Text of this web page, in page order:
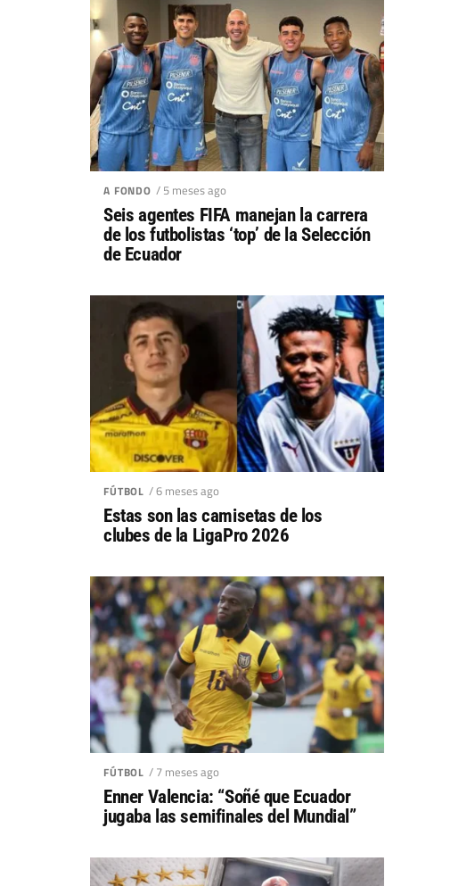
A FONDO / 5 meses ago
Seis agentes FIFA manejan la carrera
de los futbolistas ‘top’ de la Selección
de Ecuador
FÚTBOL / 6 meses ago
Estas son las camisetas de los
clubes de la LigaPro 2026
FÚTBOL / 7 meses ago
Enner Valencia: “Soñé que Ecuador
jugaba las semifinales del Mundial”